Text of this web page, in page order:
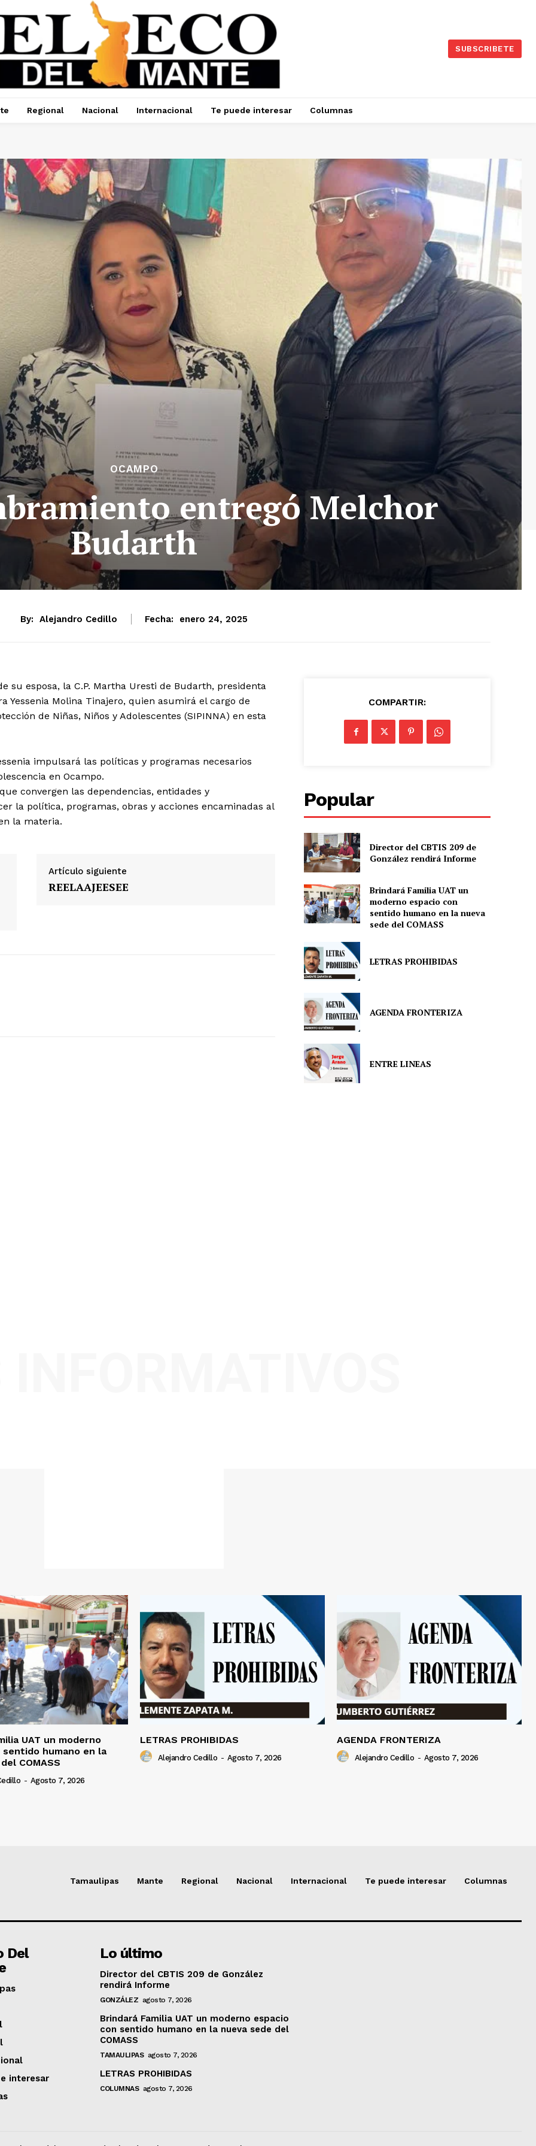
SUBSCRIBETE
Regional Nacional Internacional Te puede interesar Columnas
OCAMPO
entregó Melchor
Budarth
By: Alejandro Cedillo Fecha: enero 24, 2025
su esposa, la C.P. Martha Uresti de Budarth, presidenta
Yessenia Molina Tinajero, quien asumirá el cargo de
de Niñas, Niños y Adolescentes (SIPINNA) en esta
impulsará las políticas y programas necesarios
en Ocampo.
convergen las dependencias, entidades y
la política, programas, obras y acciones encaminadas al
la materia.
Artículo siguiente
REELAAJEESEE
COMPARTIR:
Popular
Director del CBTIS 209 de
González rendirá Informe
Brindará Familia UAT un
moderno espacio con
sentido humano en la nueva
sede del COMASS
LETRAS PROHIBIDAS
AGENDA FRONTERIZA
ENTRE LINEAS
UAT un moderno
sentido humano en la
COMASS
- Agosto 7, 2026
LETRAS PROHIBIDAS
Alejandro Cedillo - Agosto 7, 2026
AGENDA FRONTERIZA
Alejandro Cedillo - Agosto 7, 2026
Tamaulipas Mante Regional Nacional Internacional Te puede interesar Columnas
Del
interesar
Lo último
Director del CBTIS 209 de González
rendirá Informe
GONZÁLEZ agosto 7, 2026
Brindará Familia UAT un moderno espacio
con sentido humano en la nueva sede del
COMASS
TAMAULIPAS agosto 7, 2026
LETRAS PROHIBIDAS
COLUMNAS agosto 7, 2026